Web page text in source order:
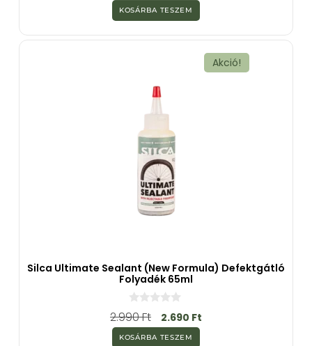
z
5
b
KOSÁRBA TESZEM
Akció!
Silca Ultimate Sealant (New Formula) Defektgátló
Folyadék 65ml
0
a
5
2.990Ft 2.690 Ft
KOSÁRBA TESZEM